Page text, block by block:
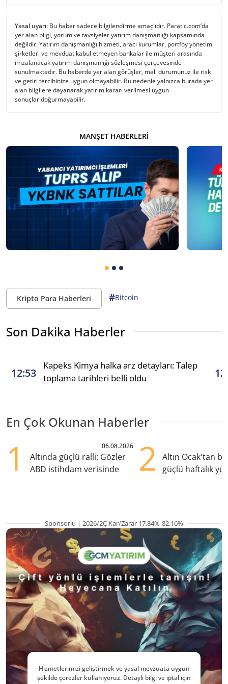
Yasal uyarı: Bu haber sadece bilgilendirme amaçlıdır. Paratic.com’da
yer alan bilgi, yorum ve tavsiyeler yatırım danışmanlığı kapsamında
değildir. Yatırım danışmanlığı hizmeti, aracı kurumlar, portföy yönetim
şirketleri ve mevduat kabul etmeyen bankalar ile müşteri arasında
imzalanacak yatırım danışmanlığı sözleşmesi çerçevesinde
sunulmaktadır. Bu haberde yer alan görüşler, mali durumunuz ile risk
ve getiri tercihinize uygun olmayabilir. Bu nedenle yalnızca burada yer
alan bilgilere dayanarak yatırım kararı verilmesi uygun
sonuçlar doğurmayabilir.
MANŞET HABERLERI
Kripto Para Haberleri #Bitcoin
Son Dakika Haberler
12:53
Kapeks Kimya halka arz detayları: Talep
toplama tarihleri belli oldu
En Çok Okunan Haberler
1 06.08.2026
Altında güçlü ralli: Gözler
ABD istihdam verisinde
2
Altın Ocak'tan
güçlü haftalık
Sponsorlu | 2026/2Ç Kar/Zarar 17.84%-82.16%
Hizmetlerimizi geliştirmek ve yasal mevzuata uygun
şekilde çerezler kullanıyoruz. Detaylı bilgi ve iptal için